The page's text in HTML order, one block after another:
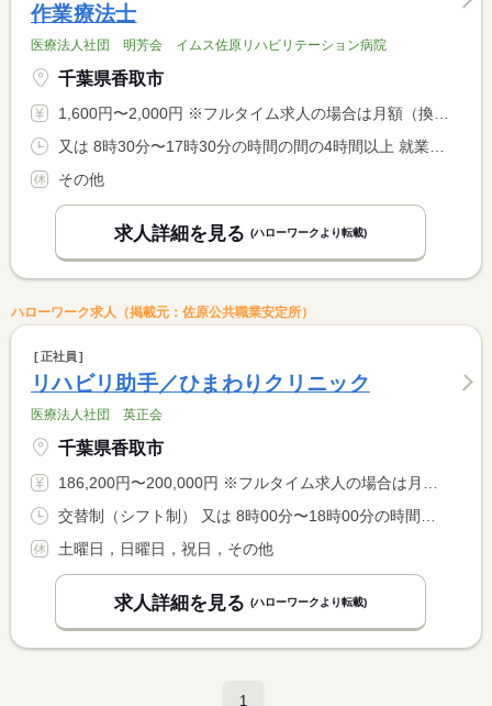
作業療法士
医療法人社団 明芳会 イムス佐原リハビリテーション病院
千葉県香取市
1,600円〜2,000円 ※フルタイム求人の場合は月額（換算額）、パート求人の場合は時間額を表示しています。
その他
求人詳細を見る (ハローワークより転載)
ハローワーク求人（掲載元：佐原公共職業安定所）
正社員
リハビリ助手／ひまわりクリニック
医療法人社団 英正会
千葉県香取市
186,200円〜200,000円 ※フルタイム求人の場合は月額（換算額）、パート求人の場合は時間額を表示しています。
土曜日，日曜日，祝日，その他
求人詳細を見る (ハローワークより転載)
1